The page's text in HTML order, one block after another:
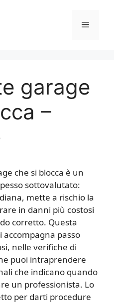
Menu
garage
–
che si blocca è un
sottovalutato:
mette a rischio la
in danni più costosi
corretto. Questa
accompagna passo
nelle verifiche di
puoi intraprendere
che indicano quando
un professionista. Lo
per darti procedure